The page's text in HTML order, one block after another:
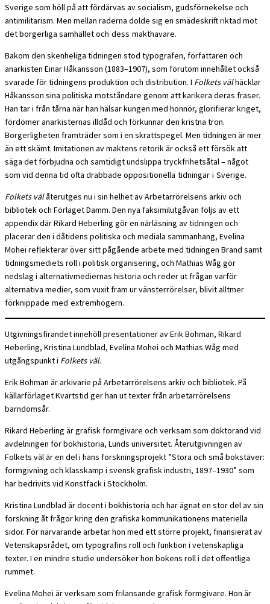
Sverige som höll på att fördärvas av socialism, gudsförnekelse och
antimilitarism. Men mellan raderna dolde sig en smädeskrift riktad mot
det borgerliga samhället och dess makthavare.
Bakom den skenheliga tidningen stod typografen, författaren och
anarkisten Einar Håkansson (1883–1907), som förutom innehållet också
svarade för tidningens produktion och distribution. I Folkets välhäcklar
Håkansson sina politiska motståndare genom att karikera deras fraser.
Han tar i från tårna när han hälsar kungen med honnör, glorifierar kriget,
fördömer anarkisternas illdåd och förkunnar den kristna tron.
Borgerligheten framträder som i en skrattspegel. Men tidningen är mer
än ett skämt. Imitationen av maktens retorik är också ett försök att
säga det förbjudna och samtidigt undslippa tryckfrihetsåtal – något
som vid denna tid ofta drabbade oppositionella tidningar i Sverige.
Folkets välåterutges nu i sin helhet av Arbetarrörelsens arkiv och
bibliotek och Förlaget Damm. Den nya faksimilutgåvan följs av ett
appendix där Rikard Heberling gör en närläsning av tidningen och
placerar den i dåtidens politiska och mediala sammanhang, Evelina
Mohei reflekterar över sitt pågående arbete med tidningen Brand samt
tidningsmediets roll i politisk organisering, och Mathias Wåg gör
nedslag i alternativmediernas historia och reder ut frågan varför
alternativa medier, som vuxit fram ur vänsterrörelser, blivit alltmer
förknippade med extremhögern.
Utgivningsfirandet innehöll presentationer av Erik Bohman, Rikard
Heberling, Kristina Lundblad, Evelina Mohei och Mathias Wåg med
utgångspunkt i Folkets väl.
Erik Bohman är arkivarie på Arbetarrörelsens arkiv och bibliotek. På
källarförlaget Kvartstid ger han ut texter från arbetarrörelsens
barndomsår.
Rikard Heberling är grafisk formgivare och verksam som doktorand vid
avdelningen för bokhistoria, Lunds universitet. Återutgivningen av
Folkets väl är en del i hans forskningsprojekt ”Stora och små bokstäver:
formgivning och klasskamp i svensk grafisk industri, 1897–1930” som
har bedrivits vid Konstfack i Stockholm.
Kristina Lundblad är docent i bokhistoria och har ägnat en stor del av sin
forskning åt frågor kring den grafiska kommunikationens materiella
sidor. För närvarande arbetar hon med ett större projekt, finansierat av
Vetenskapsrådet, om typografins roll och funktion i vetenskapliga
texter. I en mindre studie undersöker hon bokens roll i det offentliga
rummet.
Evelina Mohei är verksam som frilansande grafisk formgivare. Hon är